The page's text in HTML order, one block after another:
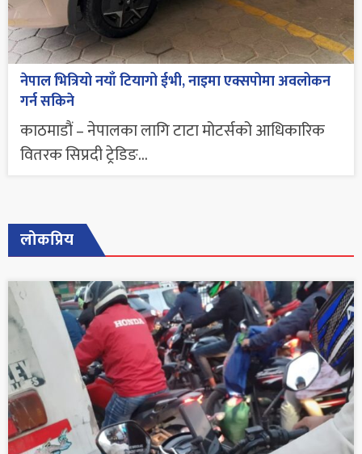
नेपाल भित्रियो नयाँ टियागो ईभी, नाइमा एक्सपोमा अवलोकन
गर्न सकिने
काठमाडौं – नेपालका लागि टाटा मोटर्सको आधिकारिक
वितरक सिप्रदी ट्रेडिङ...
लोकप्रिय